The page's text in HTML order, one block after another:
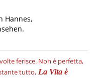
Hannes,
ferisce. Non è perfetta,
tutto, La Vita è